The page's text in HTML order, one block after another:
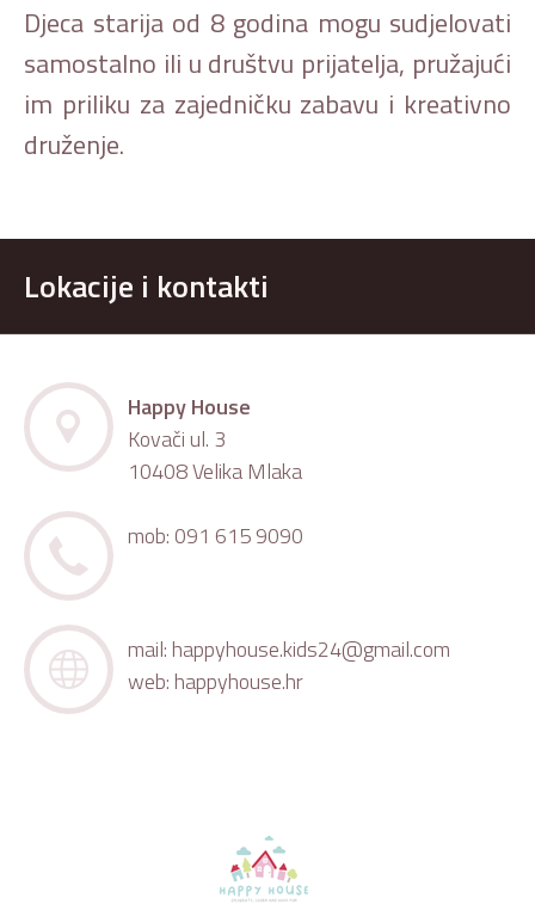
Djeca starija od 8 godina mogu sudjelovati
samostalno ili u društvu prijatelja, pružajući
im priliku za zajedničku zabavu i kreativno
druženje.
Lokacije i kontakti
Happy House
Kovači ul. 3
10408 Velika Mlaka
mob: 091 615 9090
mail: happyhouse.kids24@gmail.com
web: happyhouse.hr